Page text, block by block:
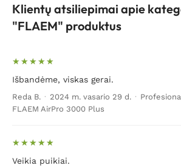
Klientų atsiliepimai apie
"FLAEM" produktus
Išbandėme, viskas gerai.
Reda B. · 2024 m. vasario 29 d. ·
FLAEM AirPro 3000 Plus
Veikia puikiai.